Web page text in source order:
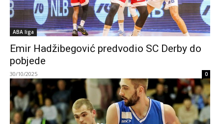
ABA liga
Emir Hadžibegović predvodio SC Derby do
pobjede
30/10/2025 0